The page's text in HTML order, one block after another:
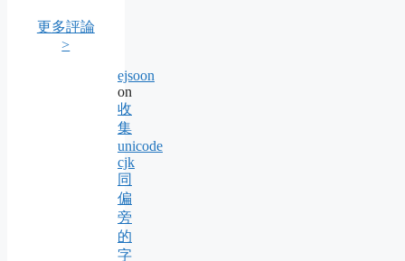
更多評論
>
ejsoon
on
收
集
unicode
cjk
同
偏
旁
的
字